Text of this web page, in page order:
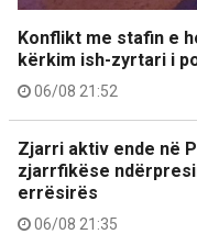
Konflikt me stafin e
kërkim ish-zyrtari i
06/08 21:52
Zjarri aktiv ende në
zjarrfikëse
errësirës
06/08 21:35